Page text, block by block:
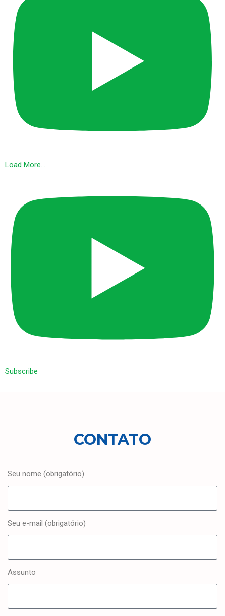
Load More…
Subscribe
CONTATO
Seu nome (obrigatório)
Seu e-mail (obrigatório)
Assunto